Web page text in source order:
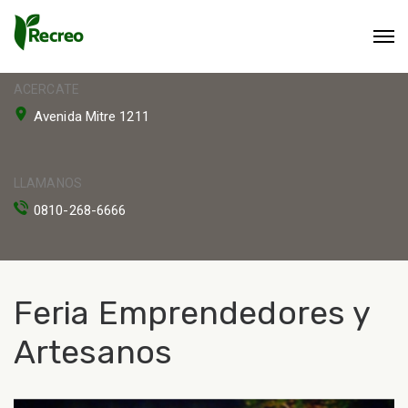
ACERCATE
Avenida Mitre 1211
LLAMANOS
0810-268-6666
Feria Emprendedores y
Artesanos